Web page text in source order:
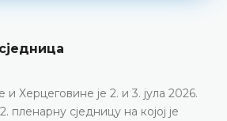
Херцеговине је 2. и 3. јула 2026.
пленарну сједницу на којој је